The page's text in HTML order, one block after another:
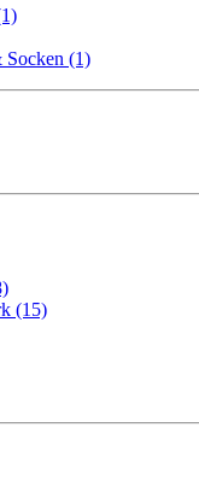
Socken (1)
(15)